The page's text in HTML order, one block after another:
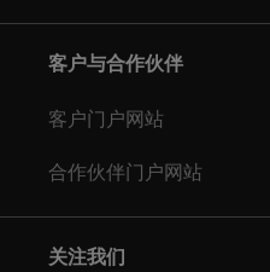
客户与合作伙伴
客户门户网站
合作伙伴门户网站
关注我们